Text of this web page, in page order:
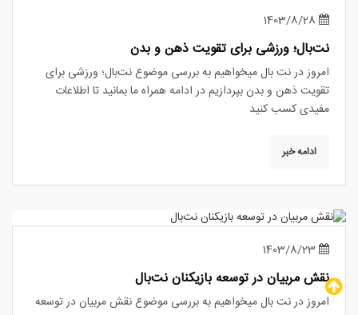
نت‌بال؛ ورزشی برای تقویت ذهن و بدن
امروز در نت بال میخواهیم به بررسی موضوع نت‌بال؛ ورزشی برای
تقویت ذهن و بدن بپردازیم در ادامه همراه ما بمانید تا اطلاعات
مفیدی کسب کنید
ادامه خبر
نقش مربیان در توسعه بازیکنان نت‌بال
امروز در نت بال میخواهیم به بررسی موضوع نقش مربیان در توسعه